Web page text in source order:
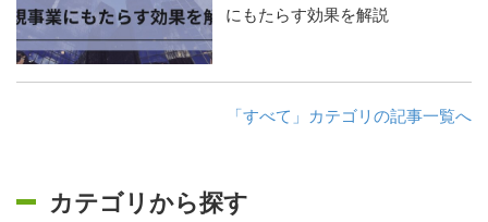
にもたらす効果を解説
「すべて」カテゴリの記事一覧へ
カテゴリから探す